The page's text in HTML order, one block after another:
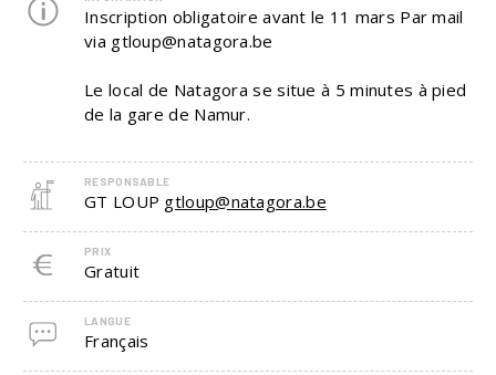
Inscription obligatoire avant le 11 mars Par mail
via gtloup@natagora.be
Le local de Natagora se situe à 5 minutes à pied
de la gare de Namur.
RESPONSABLE
GT LOUP gtloup@natagora.be
PRIX
Gratuit
LANGUE
Français